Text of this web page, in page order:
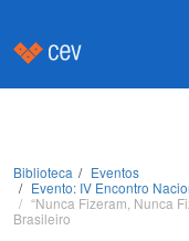
Biblioteca
Eventos
Evento: IV Encontro
“Nunca Fizeram, Nunca
Brasileiro